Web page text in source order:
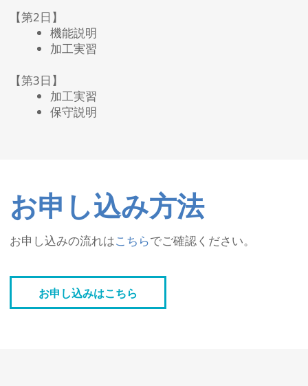
【第2日】
機能説明
加工実習
【第3日】
加工実習
保守説明
お申し込み方法
お申し込みの流れはこちらでご確認ください。
お申し込みはこちら